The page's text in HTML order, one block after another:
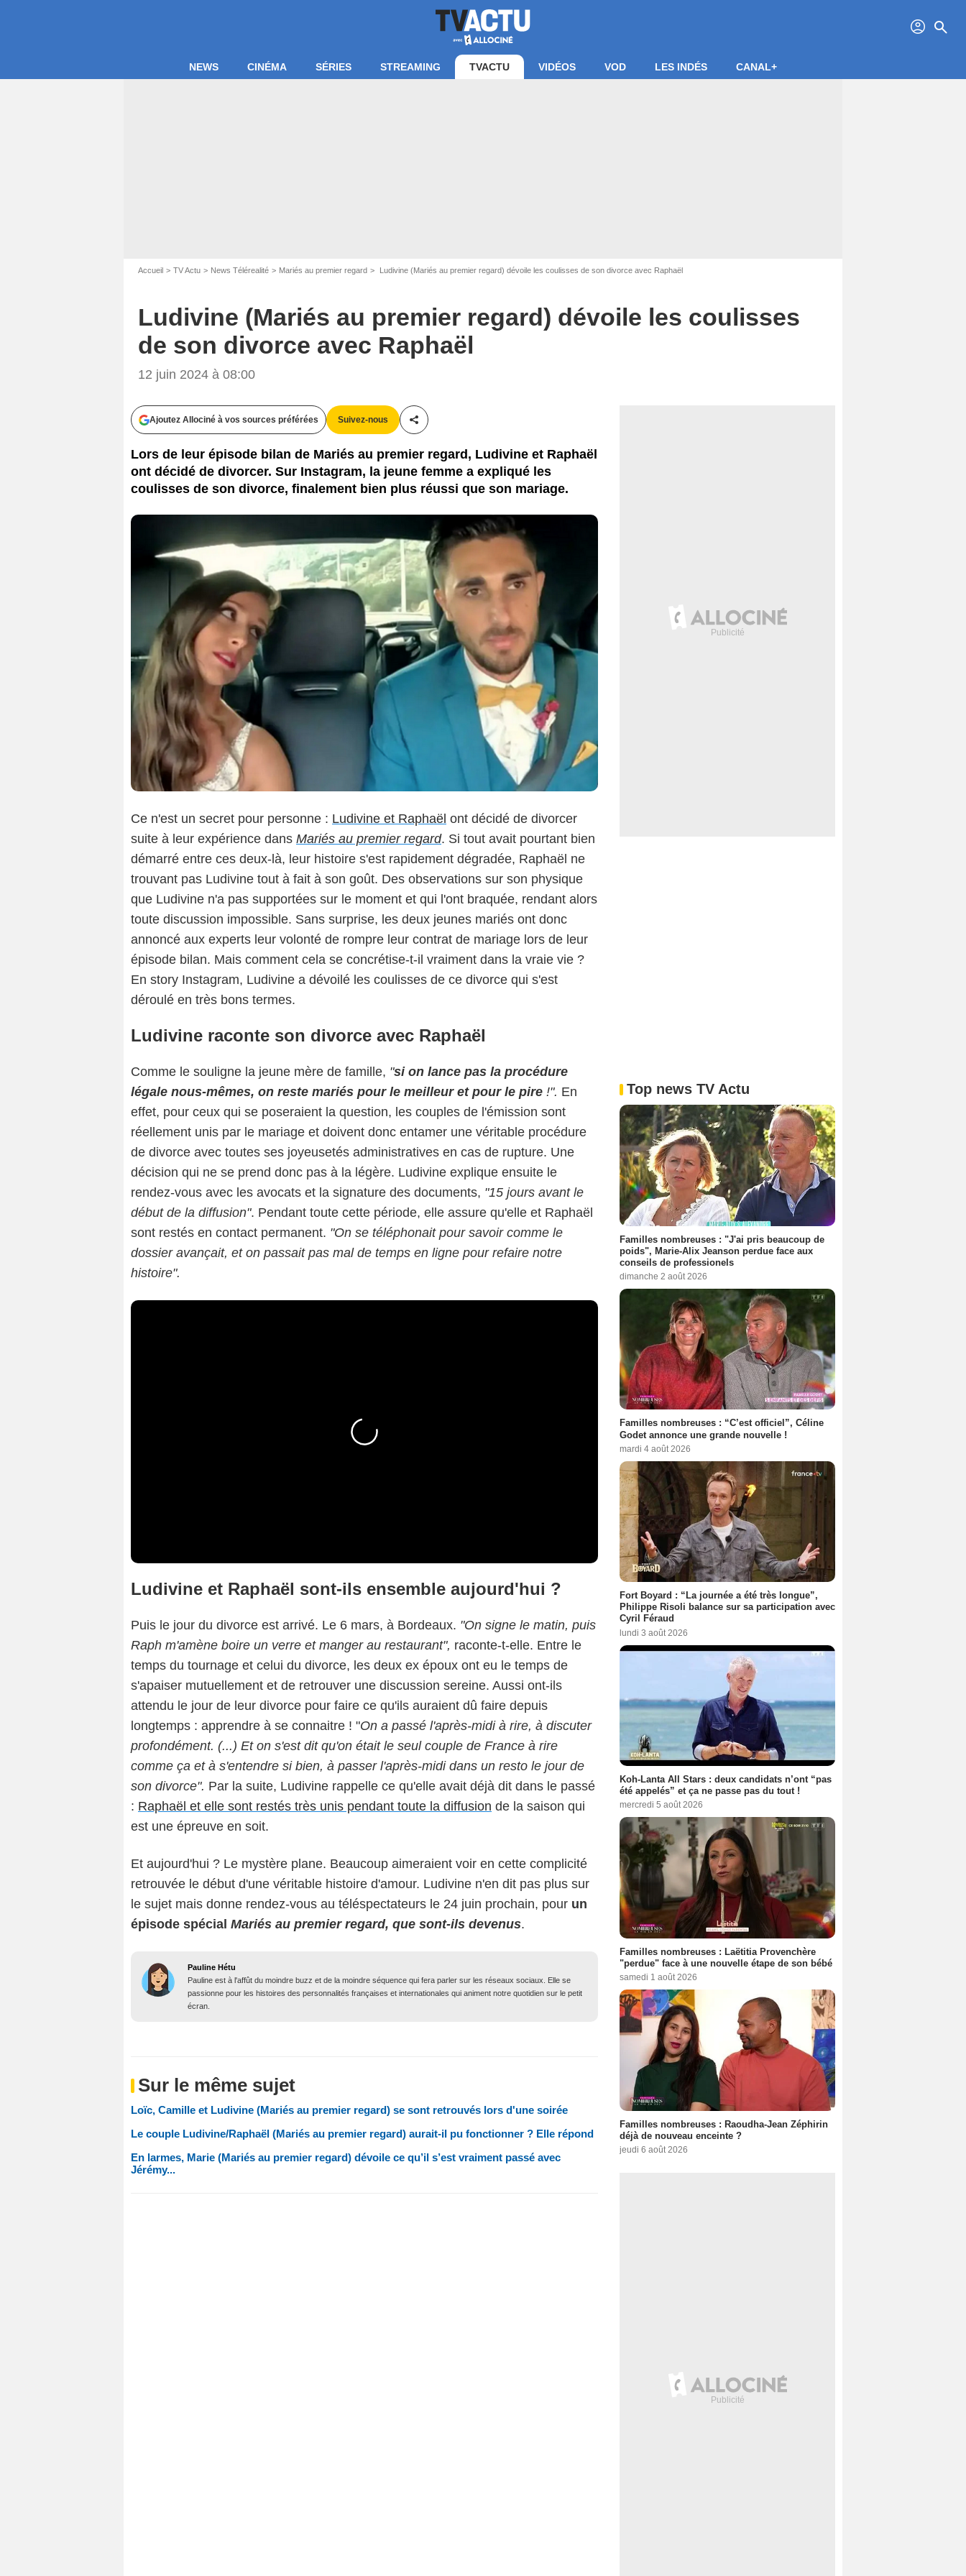
profil search
NEWS CINÉMA SÉRIES STREAMING TVACTU VIDÉOS VOD LES INDÉS CANAL+
Accueil TV Actu News Télérealité Mariés au premier regard Ludivine (Mariés au premier regard) dévoile les coulisses de son divorce avec Raphaël
Ludivine (Mariés au premier regard) dévoile les coulisses
de son divorce avec Raphaël
12 juin 2024 à 08:00
Ajoutez Allociné à vos sources préférées Suivez-nous
Partager cet article
Lors de leur épisode bilan de Mariés au premier regard, Ludivine et Raphaël
ont décidé de divorcer. Sur Instagram, la jeune femme a expliqué les
coulisses de son divorce, finalement bien plus réussi que son mariage.
Ce n'est un secret pour personne : Ludivine et Raphaël ont décidé de divorcer
suite à leur expérience dans Mariés au premier regard. Si tout avait pourtant bien
démarré entre ces deux-là, leur histoire s'est rapidement dégradée, Raphaël ne
trouvant pas Ludivine tout à fait à son goût. Des observations sur son physique
que Ludivine n'a pas supportées sur le moment et qui l'ont braquée, rendant alors
toute discussion impossible. Sans surprise, les deux jeunes mariés ont donc
annoncé aux experts leur volonté de rompre leur contrat de mariage lors de leur
épisode bilan. Mais comment cela se concrétise-t-il vraiment dans la vraie vie ?
En story Instagram, Ludivine a dévoilé les coulisses de ce divorce qui s'est
déroulé en très bons termes.
Ludivine raconte son divorce avec Raphaël
Comme le souligne la jeune mère de famille, "si on lance pas la procédure
légale nous-mêmes, on reste mariés pour le meilleur et pour le pire !". En
effet, pour ceux qui se poseraient la question, les couples de l'émission sont
réellement unis par le mariage et doivent donc entamer une véritable procédure
de divorce avec toutes ses joyeusetés administratives en cas de rupture. Une
décision qui ne se prend donc pas à la légère. Ludivine explique ensuite le
rendez-vous avec les avocats et la signature des documents, "15 jours avant le
début de la diffusion". Pendant toute cette période, elle assure qu'elle et Raphaël
sont restés en contact permanent. "On se téléphonait pour savoir comme le
dossier avançait, et on passait pas mal de temps en ligne pour refaire notre
histoire".
Ludivine et Raphaël sont-ils ensemble aujourd'hui ?
Puis le jour du divorce est arrivé. Le 6 mars, à Bordeaux. "On signe le matin, puis
Raph m'amène boire un verre et manger au restaurant", raconte-t-elle. Entre le
temps du tournage et celui du divorce, les deux ex époux ont eu le temps de
s'apaiser mutuellement et de retrouver une discussion sereine. Aussi ont-ils
attendu le jour de leur divorce pour faire ce qu'ils auraient dû faire depuis
longtemps : apprendre à se connaitre ! "On a passé l'après-midi à rire, à discuter
profondément. (...) Et on s'est dit qu'on était le seul couple de France à rire
comme ça et à s'entendre si bien, à passer l'après-midi dans un resto le jour de
son divorce". Par la suite, Ludivine rappelle ce qu'elle avait déjà dit dans le passé
: Raphaël et elle sont restés très unis pendant toute la diffusion de la saison qui
est une épreuve en soit.
Et aujourd'hui ? Le mystère plane. Beaucoup aimeraient voir en cette complicité
retrouvée le début d'une véritable histoire d'amour. Ludivine n'en dit pas plus sur
le sujet mais donne rendez-vous au téléspectateurs le 24 juin prochain, pour un
épisode spécial Mariés au premier regard, que sont-ils devenus.
Pauline Hétu
Pauline est à l'affût du moindre buzz et de la moindre séquence qui fera parler sur les réseaux sociaux. Elle se
passionne pour les histoires des personnalités françaises et internationales qui animent notre quotidien sur le petit
écran.
Sur le même sujet
Loïc, Camille et Ludivine (Mariés au premier regard) se sont retrouvés lors d'une soirée
Le couple Ludivine/Raphaël (Mariés au premier regard) aurait-il pu fonctionner ? Elle répond
En larmes, Marie (Mariés au premier regard) dévoile ce qu’il s’est vraiment passé avec
Jérémy...
Top news TV Actu
Familles nombreuses : "J'ai pris beaucoup de
poids", Marie-Alix Jeanson perdue face aux
conseils de professionels
dimanche 2 août 2026
Familles nombreuses : “C’est officiel”, Céline
Godet annonce une grande nouvelle !
mardi 4 août 2026
Fort Boyard : “La journée a été très longue”,
Philippe Risoli balance sur sa participation avec
Cyril Féraud
lundi 3 août 2026
Koh-Lanta All Stars : deux candidats n’ont “pas
été appelés” et ça ne passe pas du tout !
mercredi 5 août 2026
Familles nombreuses : Laëtitia Provenchère
"perdue" face à une nouvelle étape de son bébé
samedi 1 août 2026
Familles nombreuses : Raoudha-Jean Zéphirin
déjà de nouveau enceinte ?
jeudi 6 août 2026